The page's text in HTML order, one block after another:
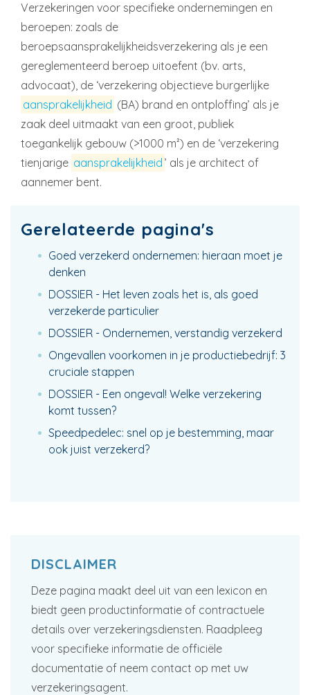
Verzekeringen voor specifieke ondernemingen en
beroepen: zoals de
beroepsaansprakelijkheidsverzekering als je een
gereglementeerd beroep uitoefent (bv. arts,
advocaat), de ‘verzekering objectieve burgerlijke
aansprakelijkheid (BA) brand en ontploffing’ als je
zaak deel uitmaakt van een groot, publiek
toegankelijk gebouw (>1000 m²) en de ‘verzekering
tienjarige aansprakelijkheid ’ als je architect of
aannemer bent.
Gerelateerde pagina's
Goed verzekerd ondernemen: hieraan moet je
denken
DOSSIER - Het leven zoals het is, als goed
verzekerde particulier
DOSSIER - Ondernemen, verstandig verzekerd
Ongevallen voorkomen in je productiebedrijf: 3
cruciale stappen
DOSSIER - Een ongeval! Welke verzekering
komt tussen?
Speedpedelec: snel op je bestemming, maar
ook juist verzekerd?
DISCLAIMER
Deze pagina maakt deel uit van een lexicon en
biedt geen productinformatie of contractuele
details over verzekeringsdiensten. Raadpleeg
voor specifieke informatie de officiële
documentatie of neem contact op met uw
verzekeringsagent.